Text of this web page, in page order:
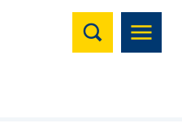
Suchen